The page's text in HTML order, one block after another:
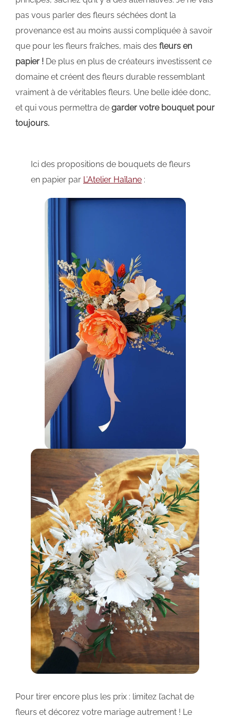
pas vous parler des fleurs séchées dont la
provenance est au moins aussi compliquée à savoir
que pour les fleurs fraîches, mais des fleurs en
papier ! De plus en plus de créateurs investissent ce
domaine et créent des fleurs durable ressemblant
vraiment à de véritables fleurs. Une belle idée donc,
et qui vous permettra de garder votre bouquet pour
toujours.
Ici des propositions de bouquets de fleurs
en papier par L’Atelier Haïlane :
Pour tirer encore plus les prix : limitez l’achat de
fleurs et décorez votre mariage autrement ! Le